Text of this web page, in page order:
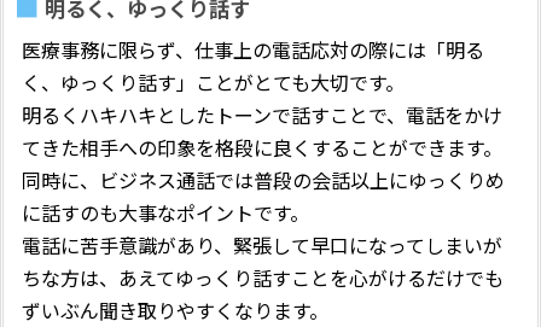
明るく、ゆっくり話す
医療事務に限らず、仕事上の電話応対の際には「明る
く、ゆっくり話す」ことがとても大切です。
明るくハキハキとしたトーンで話すことで、電話をかけ
てきた相手への印象を格段に良くすることができます。
同時に、ビジネス通話では普段の会話以上にゆっくりめ
に話すのも大事なポイントです。
電話に苦手意識があり、緊張して早口になってしまいが
ちな方は、あえてゆっくり話すことを心がけるだけでも
ずいぶん聞き取りやすくなります。